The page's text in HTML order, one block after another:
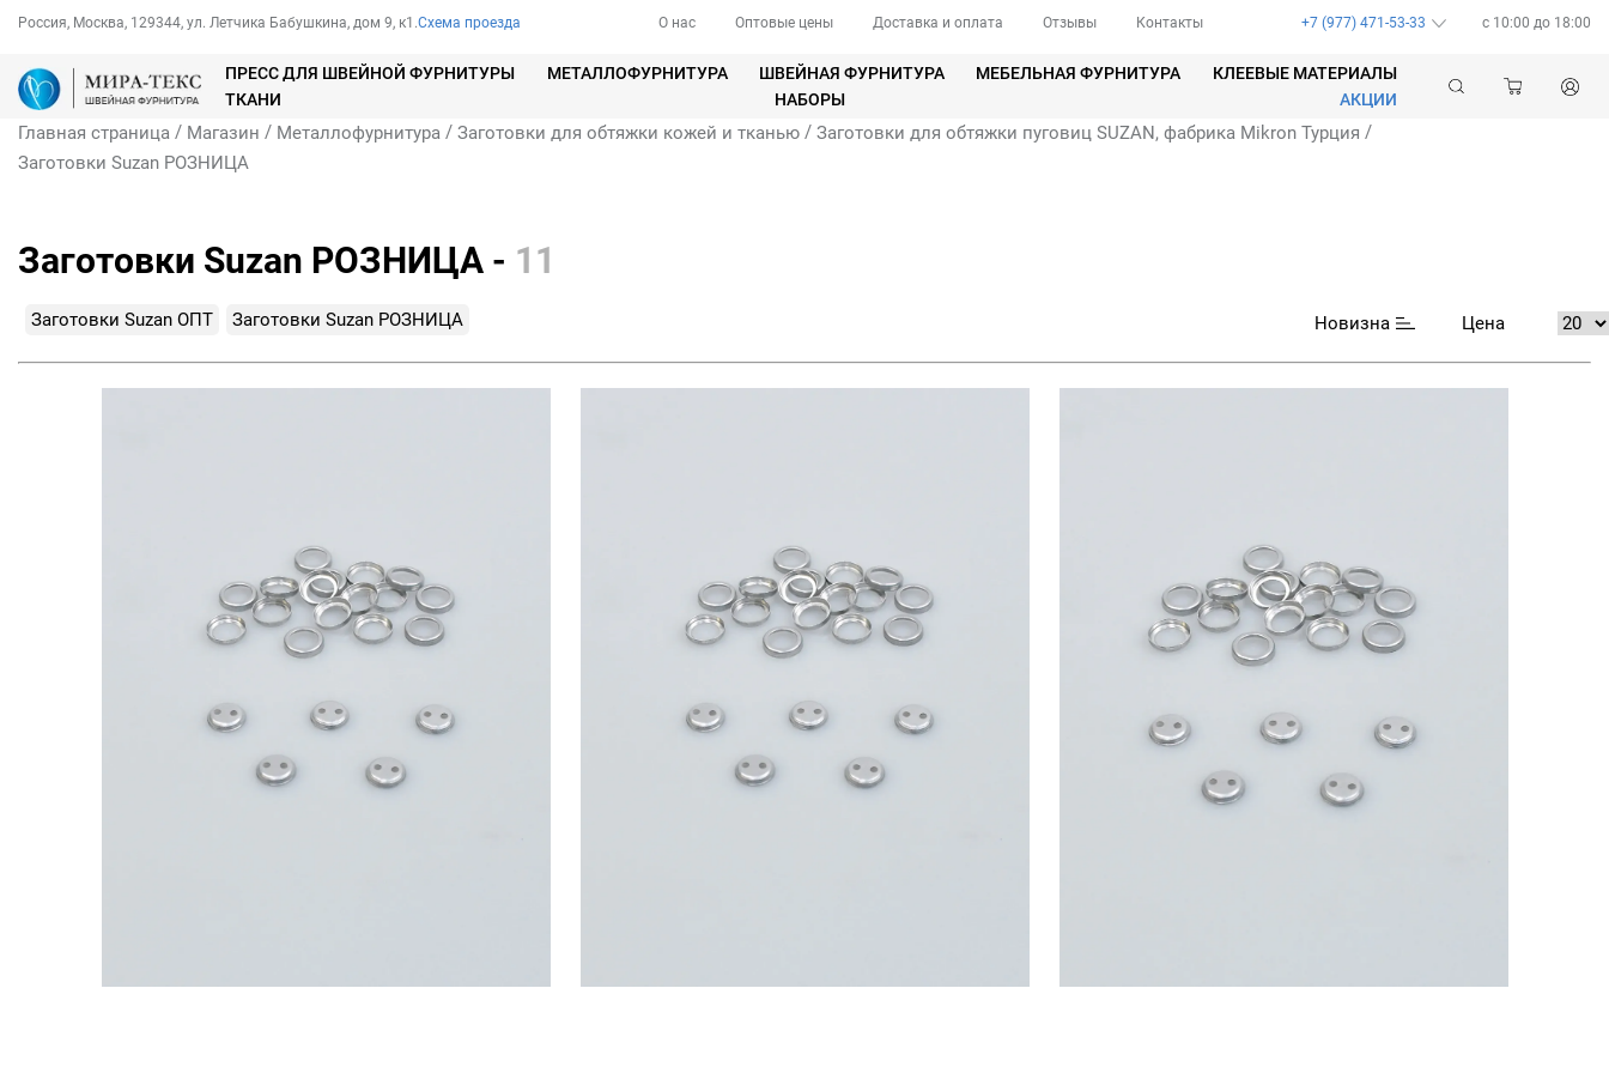
Россия, Москва, 129344, ул. Летчика Бабушкина, дом 9, к1.Схема проезда О нас Оптовые цены Доставка и оплата Отзывы Контакты +7 (977) 471-53-33 c 10:00 до 18:00
ПРЕСС ДЛЯ ШВЕЙНОЙ ФУРНИТУРЫ МЕТАЛЛОФУРНИТУРА ШВЕЙНАЯ ФУРНИТУРА МЕБЕЛЬНАЯ ФУРНИТУРА
КЛЕЕВЫЕ МАТЕРИАЛЫ
ТКАНИ
НАБОРЫ АКЦИИ
Главная страница / Магазин / Металлофурнитура / Заготовки для обтяжки кожей и тканью / Заготовки для обтяжки пуговиц SUZAN, фабрика Mikron Турция /
Заготовки Suzan РОЗНИЦА
Заготовки Suzan РОЗНИЦА - 11
Заготовки Suzan ОПТ Заготовки Suzan РОЗНИЦА Новизна Цена